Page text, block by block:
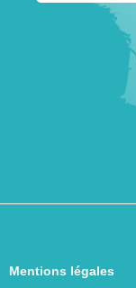
Mentions légales